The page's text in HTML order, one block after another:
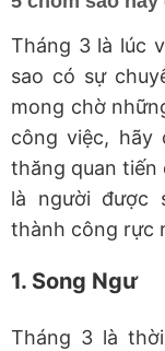
Tháng 3 là lúc
sao có sự
mong chờ
công việc, hãy
thăng quan tiến
là người được
thành công rực
1. Song Ngư
Tháng 3 là